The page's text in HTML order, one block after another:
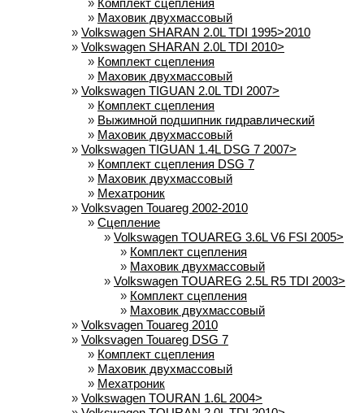
» Маховик двухмассовый
» Volkswagen SHARAN 2.0L TDI 1995>2010
» Volkswagen SHARAN 2.0L TDI 2010>
» Комплект сцепления
» Маховик двухмассовый
» Volkswagen TIGUAN 2.0L TDI 2007>
» Комплект сцепления
» Выжимной подшипник гидравлический
» Маховик двухмассовый
» Volkswagen TIGUAN 1.4L DSG 7 2007>
» Комплект сцепления DSG 7
» Маховик двухмассовый
» Мехатроник
» Volksvagen Touareg 2002-2010
» Сцепление
» Volkswagen TOUAREG 3.6L V6 FSI 2005>
» Комплект сцепления
» Маховик двухмассовый
» Volkswagen TOUAREG 2.5L R5 TDI 2003>
» Комплект сцепления
» Маховик двухмассовый
» Volksvagen Touareg 2010
» Volksvagen Touareg DSG 7
» Комплект сцепления
» Маховик двухмассовый
» Мехатроник
» Volkswagen TOURAN 1.6L 2004>